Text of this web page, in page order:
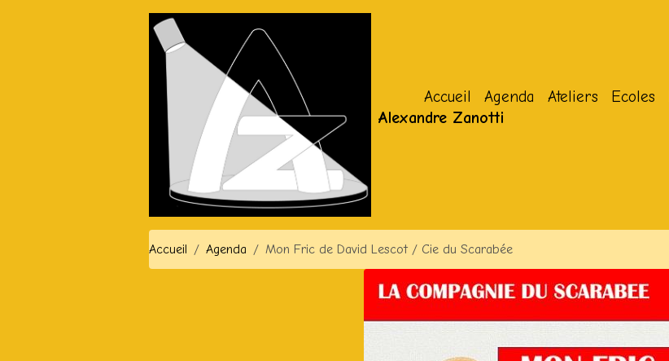
Alexandre Zanotti
Accueil Agenda Ateliers Ecoles
Accueil Agenda Mon Fric de David Lescot / Cie du Scarabée